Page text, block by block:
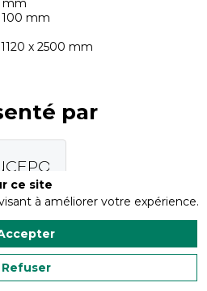
mm
100 mm
x 2500 mm
par
ce site
à améliorer votre expérience.
Refuser